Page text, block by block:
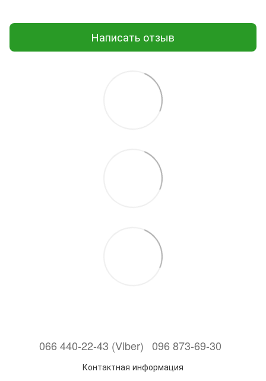
Написать отзыв
066 440-22-43 (Viber) 096 873-69-30
Контактная информация